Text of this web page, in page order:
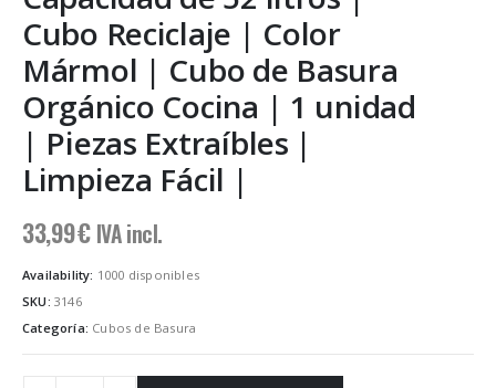
Cubo Reciclaje | Color
Mármol | Cubo de Basura
Orgánico Cocina | 1 unidad
| Piezas Extraíbles |
Limpieza Fácil |
33,99€ IVA incl.
Availability: 1000 disponibles
SKU: 3146
Categoría: Cubos de Basura